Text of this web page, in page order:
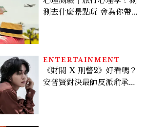
測去什麼景點玩 會為你帶來
ENTERTAINMENT
《財閥 X 刑警2》好看嗎？
安普賢對決最帥反派俞承